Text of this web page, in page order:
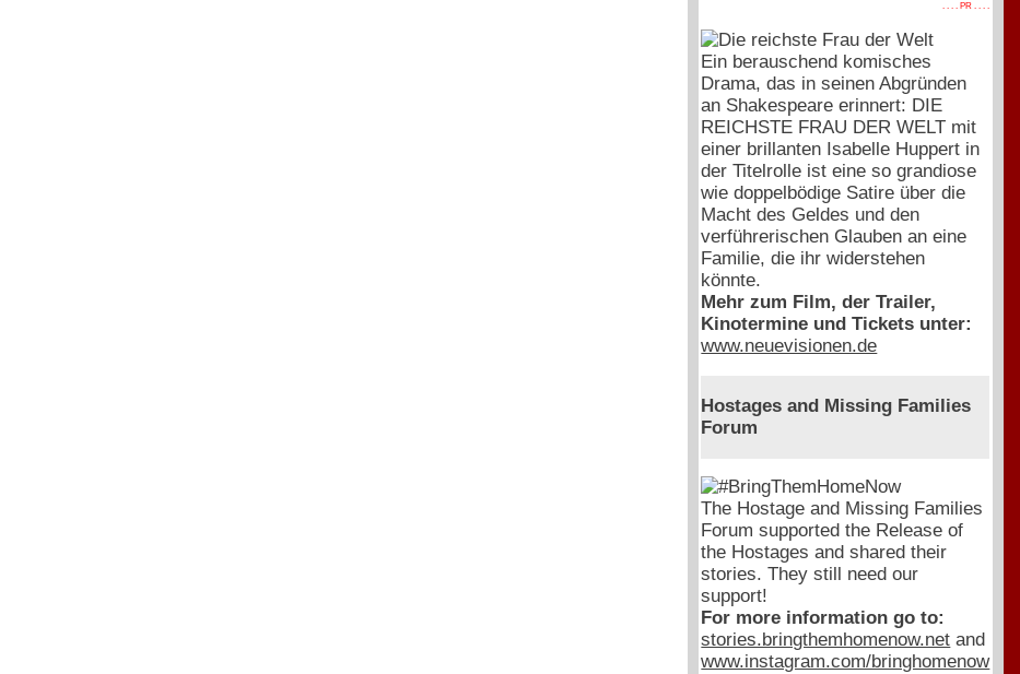
. . . . PR . . . .
Ein berauschend komisches
Drama, das in seinen Abgründen
an Shakespeare erinnert: DIE
REICHSTE FRAU DER WELT mit
einer brillanten Isabelle Huppert in
der Titelrolle ist eine so grandiose
wie doppelbödige Satire über die
Macht des Geldes und den
verführerischen Glauben an eine
Familie, die ihr widerstehen
könnte.
Mehr zum Film, der Trailer,
Kinotermine und Tickets unter:
www.neuevisionen.de
Hostages and Missing Families
Forum
The Hostage and Missing Families
Forum supported the Release of
the Hostages and shared their
stories. They still need our
support!
For more information go to:
stories.bringthemhomenow.net and
www.instagram.com/bringhomenow